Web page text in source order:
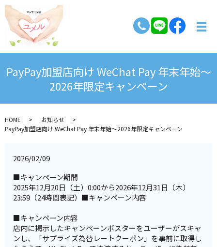
PayPay加盟店向け WeChat Pay 年末年始～
2026年限定キャンペーン
HOME
お知らせ
PayPay加盟店向け WeChat Pay 年末年始～2026年限定キャンペーン
2026/02/09
■キャンペーン期間
2025年12月20日（土）0:00から2026年12月31日（木）
23:59（24時間表記）■キャンペーン内容
■キャンペーン内容
店内に掲示したキャンペーンポスターをユーザーがスキャ
ンし、「サプライズ為替レートクーポン」を事前に取得し